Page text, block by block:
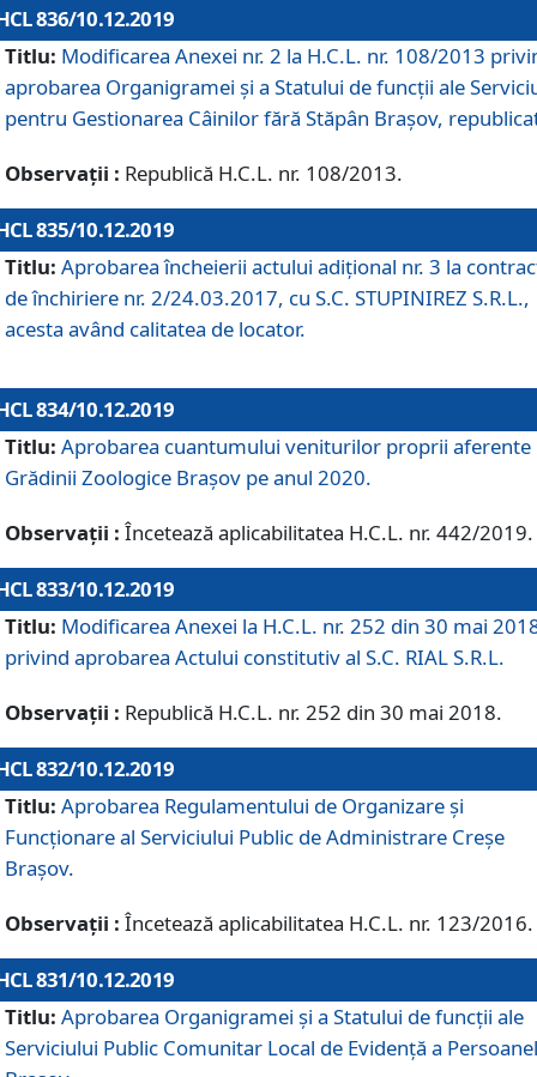
836/10.12.2019
Titlu: Modificarea Anexei nr. 2 la H.C.L. nr. 108/2013
aprobarea Organigramei şi a Statului de funcții ale
pentru Gestionarea Câinilor fără Stăpân Brașov,
Observații : Republică H.C.L. nr. 108/2013.
835/10.12.2019
Titlu: Aprobarea încheierii actului adițional nr. 3 la
de închiriere nr. 2/24.03.2017, cu S.C. STUPINIREZ S.R.L.,
acesta având calitatea de locator.
834/10.12.2019
Titlu: Aprobarea cuantumului veniturilor proprii aferente
Grădinii Zoologice Braşov pe anul 2020.
Observații : Încetează aplicabilitatea H.C.L. nr. 442/2019.
833/10.12.2019
Titlu: Modificarea Anexei la H.C.L. nr. 252 din 30 mai
privind aprobarea Actului constitutiv al S.C. RIAL S.R.L.
Observații : Republică H.C.L. nr. 252 din 30 mai 2018.
832/10.12.2019
Titlu: Aprobarea Regulamentului de Organizare și
Funcționare al Serviciului Public de Administrare Creșe
Brașov.
Observații : Încetează aplicabilitatea H.C.L. nr. 123/2016.
831/10.12.2019
Titlu: Aprobarea Organigramei și a Statului de funcții ale
Serviciului Public Comunitar Local de Evidență a